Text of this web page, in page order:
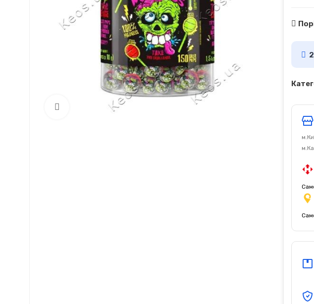
Click to enlarge
2